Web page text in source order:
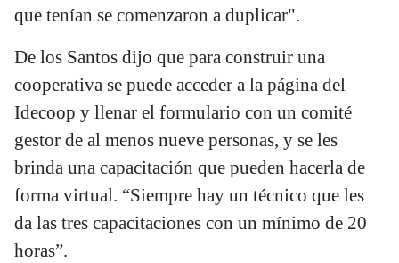
que tenían se comenzaron a duplicar".
De los Santos dijo que para construir una
cooperativa se puede acceder a la página del
Idecoop y llenar el formulario con un comité
gestor de al menos nueve personas, y se les
brinda una capacitación que pueden hacerla de
forma virtual. “Siempre hay un técnico que les
da las tres capacitaciones con un mínimo de 20
horas”.